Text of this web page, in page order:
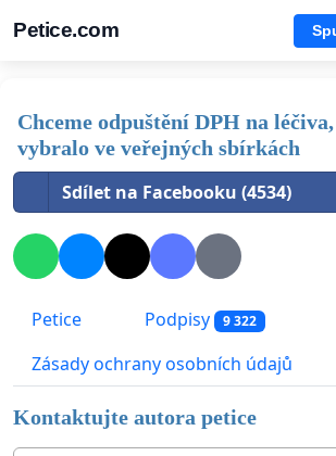
Petice.com
Chceme odpuštění DPH na
vybralo ve veřejných sbírkách
Sdílet na Facebooku (4534)
Petice Podpisy 9 322
Zásady ochrany osobních údajů
Kontaktujte autora petice